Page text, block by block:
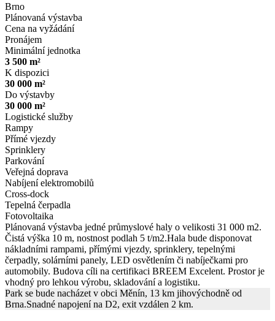
Brno
Plánovaná výstavba
Cena na vyžádání
Pronájem
Minimální jednotka
3 500 m²
K dispozici
30 000 m²
Do výstavby
30 000 m²
Logistické služby
Rampy
Přímé vjezdy
Sprinklery
Parkování
Veřejná doprava
Nabíjení elektromobilů
Cross-dock
Tepelná čerpadla
Fotovoltaika
Plánovaná výstavba jedné průmyslové haly o velikosti 31 000 m2.
Čistá výška 10 m, nostnost podlah 5 t/m2.Hala bude disponovat
nákladními rampami, přímými vjezdy, sprinklery, tepelnými
čerpadly, solárními panely, LED osvětlením či nabíječkami pro
automobily. Budova cíli na certifikaci BREEM Excelent. Prostor je
vhodný pro lehkou výrobu, skladování a logistiku.
Park se bude nacházet v obci Měnín, 13 km jihovýchodně od
Brna.Snadné napojení na D2, exit vzdálen 2 km.